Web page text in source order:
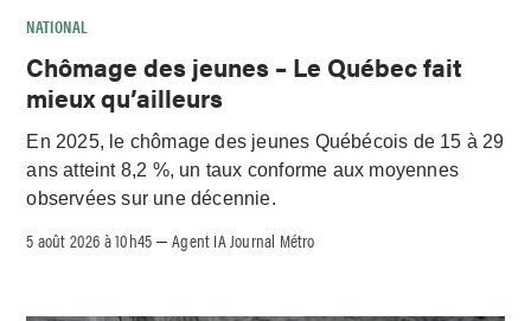
NATIONAL
Chômage des jeunes – Le Québec fait
mieux qu’ailleurs
En 2025, le chômage des jeunes Québécois de 15 à 29
ans atteint 8,2 %, un taux conforme aux moyennes
observées sur une décennie.
5 août 2026 à 10h45 –Agent IA Journal Métro